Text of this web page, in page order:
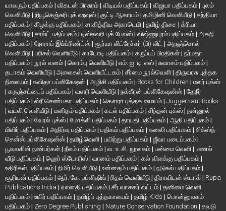
யாவரும் பதிப்பகம் | விகடன் பிரசுரம் | விடியல் பதிப்பகம் | விஜயா பதிப்பகம் | புலம்
வெளியீடு | நியூசெஞ்சுரி புக் ஹவுஸ் | குட்டி ஆகாயம் | தமிழினி வெளியீடு | சந்தியா
பதிப்பகம் | கிழக்கு பதிப்பகம் | சாகித்திய அகாடெமி | தமிழ் திசை | க்ரியா
வெளியீடு | சால்ட் பதிப்பகம் | டிஸ்கவரி புக் பேலஸ் | விஷ்ணுபுரம் பதிப்பகம் | அகநி
பதிப்பகம் | நோராப் இம்ப்ரிண்ட்ஸ் | சூர்யா லிட்ரேச்சர் (பி) லிட் | அருஞ்சொல்
வெளியீடு | பரிசல் வெளியீடு | காடோடி பதிப்பகம் | கருப்புப் பிரதிகள் | நர்மதா
பதிப்பகம் | நூல் வனம் | கொம்பு வெளியீடு | எம். ஐ. டி. எஸ் | சுவாசம் பதிப்பகம் |
தடாகம் வெளியீடு | அலைகள் வெளியீட்டகம் | சீர்மை நூல்வெளி | திருவரசு புத்தக
நிலையம் | கவிதா பப்ளிகேஷன் | அழிசி பதிப்பகம் | Books for Children | மலர் புக்ஸ்
| கருஞ்சட்டைப் பதிப்பகம் | வளரி வெளியீடு | நக்கீரன் பப்ளிகேஷன்ஸ் | தேநீர்
பதிப்பகம் | ஸ்ரீ செண்பகா பதிப்பகம் | கௌரா புத்தக மையம் | Juggernaut Books
| வடலி வெளியீடு | மனிதம் பதிப்பகம் | கடல் பதிப்பகம் | சிந்தன் புக்ஸ் | நன்னூல்
பதிப்பகம் | வேரல் புக்ஸ் | மோக்லி பதிப்பகம் | தாயதி பதிப்பகம் | ஆதி பதிப்பகம் |
மிளிர் பதிப்பகம் | அதிர்வு பதிப்பகம் | பதிகம் பதிப்பகம் | கனலி பதிப்பகம் | சிக்ஸ்த்
சென்ஸ் பப்ளிகேஷன்ஸ் | தமிழ்வெளி | பயிற்று பதிப்பகம் | ஜீவா படைப்பகம் |
பூவுலகின் நண்பர்கள் | நீலம் பதிப்பகம் | வ. உ. சி. நூலகம் | பன்மை வெளி | மணல்
வீடு பதிப்பகம் | ஹெர் ஸ்டோரிஸ் | வானம் பதிப்பகம் | கல் விளக்கு பதிப்பகம் |
உதிரிகள் பதிப்பகம் | நிமிர் வெளியீடு | உன்னதம் பதிப்பகம் | நடுகல் பதிப்பகம் |
சூரியன் பதிப்பகம் | ஆர். கே. பப்ளிஷிங் | ரிதம் வெளியீடு | திராவிடன் ஸ்டாக் | Rupa
Publications India | வானதி பதிப்பகம் | சீர் வாசகர் வட்டம் | தனிமை வெளி
பதிப்பகம் | உயிர் பதிப்பகம் | தமிழ்ப் புத்தகாலயம் | தமிழ் Kids | பொன்னுலகம்
பதிப்பகம் | Zero Degree Publishing | Nature Conservation Foundation | சுவடு